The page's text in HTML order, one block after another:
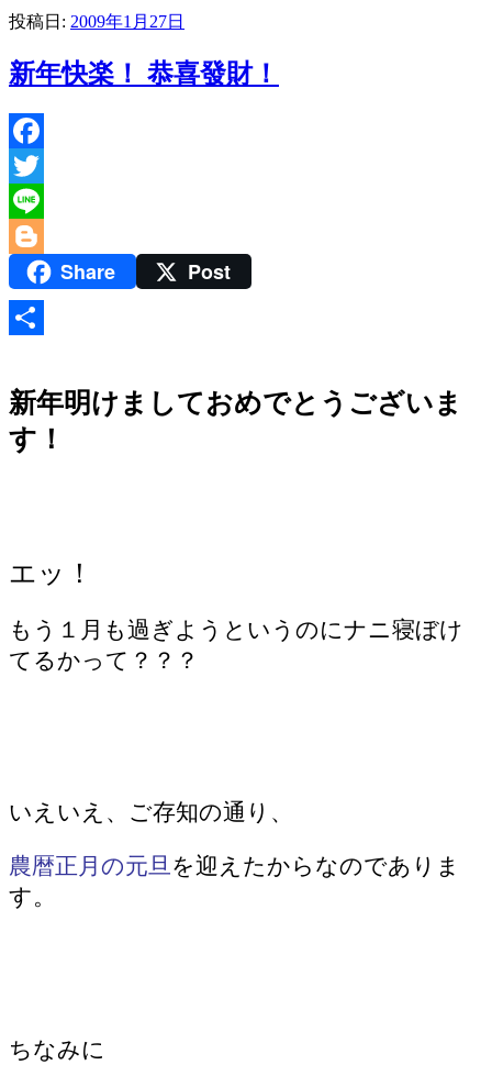
投稿日: 2009年1月27日
新年快楽！ 恭喜發財！
Facebook
Twitter
Line
BloggerShare Post
有
新年明けましておめでとうございま
す！
エッ！
もう１月も過ぎようというのにナニ寝ぼけ
てるかって？？？
いえいえ、ご存知の通り、
農暦正月の元旦 を迎えたからなのでありま
す。
ちなみに